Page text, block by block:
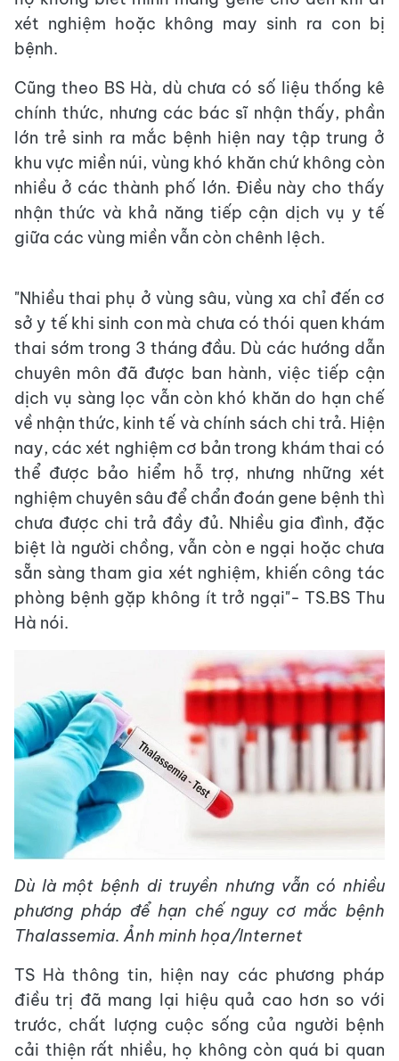
xét nghiệm hoặc không may sinh ra con bị
bệnh.
Cũng theo BS Hà, dù chưa có số liệu thống kê
chính thức, nhưng các bác sĩ nhận thấy, phần
lớn trẻ sinh ra mắc bệnh hiện nay tập trung ở
khu vực miền núi, vùng khó khăn chứ không còn
nhiều ở các thành phố lớn. Điều này cho thấy
nhận thức và khả năng tiếp cận dịch vụ y tế
giữa các vùng miền vẫn còn chênh lệch.
"Nhiều thai phụ ở vùng sâu, vùng xa chỉ đến cơ
sở y tế khi sinh con mà chưa có thói quen khám
thai sớm trong 3 tháng đầu. Dù các hướng dẫn
chuyên môn đã được ban hành, việc tiếp cận
dịch vụ sàng lọc vẫn còn khó khăn do hạn chế
về nhận thức, kinh tế và chính sách chi trả. Hiện
nay, các xét nghiệm cơ bản trong khám thai có
thể được bảo hiểm hỗ trợ, nhưng những xét
nghiệm chuyên sâu để chẩn đoán gene bệnh thì
chưa được chi trả đầy đủ. Nhiều gia đình, đặc
biệt là người chồng, vẫn còn e ngại hoặc chưa
sẵn sàng tham gia xét nghiệm, khiến công tác
phòng bệnh gặp không ít trở ngại"- TS.BS Thu
Hà nói.
Dù là một bệnh di truyền nhưng vẫn có nhiều
phương pháp để hạn chế nguy cơ mắc bệnh
Thalassemia. Ảnh minh họa/Internet
TS Hà thông tin, hiện nay các phương pháp
điều trị đã mang lại hiệu quả cao hơn so với
trước, chất lượng cuộc sống của người bệnh
cải thiện rất nhiều, họ không còn quá bi quan